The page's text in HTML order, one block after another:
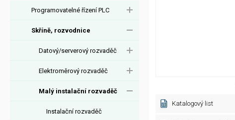
Programovatelné řízení PLC
Skříně, rozvodnice
Datový/serverový rozvaděč
Elektroměrový rozvaděč
Malý instalační rozvaděč
Instalační rozvaděč
Katalogový list